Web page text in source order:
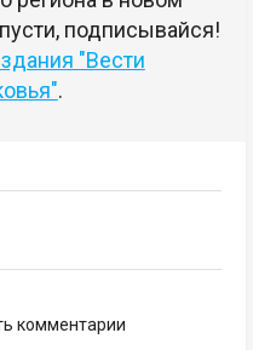
подписывайся!
"Вести
.
комментарии